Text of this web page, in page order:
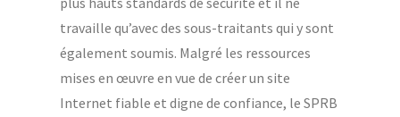
travaille qu’avec des sous-traitants qui y sont
également soumis. Malgré les ressources
mises en œuvre en vue de créer un site
Internet fiable et digne de confiance, le SPRB